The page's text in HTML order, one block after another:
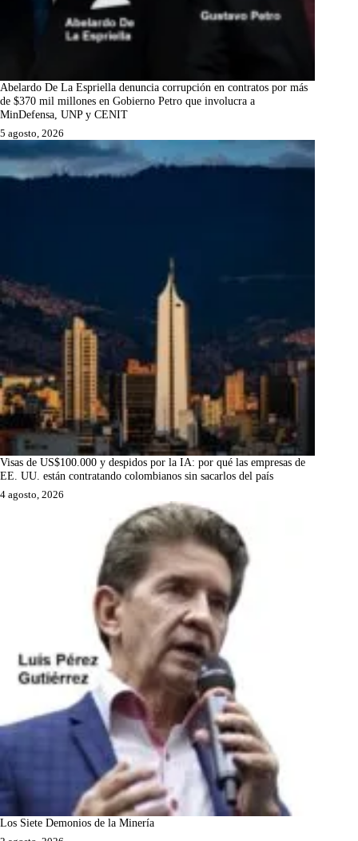
Abelardo De La Espriella denuncia corrupción en contratos por más
de $370 mil millones en Gobierno Petro que involucra a
MinDefensa, UNP y CENIT
5 agosto, 2026
Visas de US$100.000 y despidos por la IA: por qué las empresas de
EE. UU. están contratando colombianos sin sacarlos del país
4 agosto, 2026
Los Siete Demonios de la Minería